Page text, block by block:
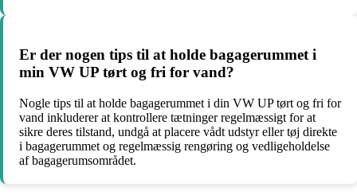
Er der nogen tips til at holde bagagerummet i
min VW UP tørt og fri for vand?
Nogle tips til at holde bagagerummet i din VW UP tørt og fri for
vand inkluderer at kontrollere tætninger regelmæssigt for at
sikre deres tilstand, undgå at placere vådt udstyr eller tøj direkte
i bagagerummet og regelmæssig rengøring og vedligeholdelse
af bagagerumsområdet.